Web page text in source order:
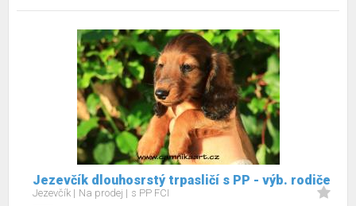
Jezevčík dlouhosrstý trpasličí s PP - výb. rodiče
Jezevčík Na prodej s PP FCI